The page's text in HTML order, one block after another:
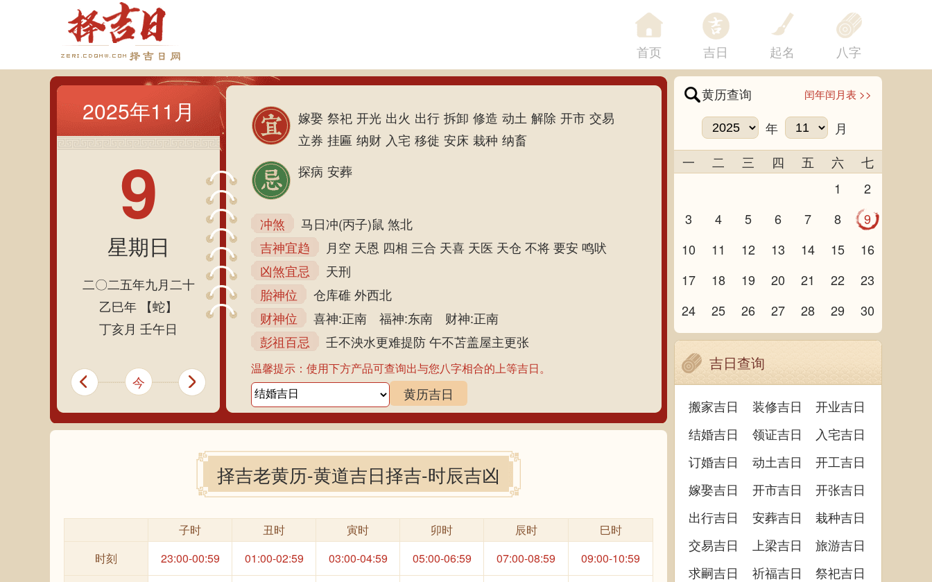
首页 吉日 起名 八字
2025年11月
9
星期日
二〇二五年九月二十
乙巳年 【蛇】
丁亥月 壬午日
今
嫁娶 祭祀 开光 出火 出行 拆卸 修造 动土 解除 开市 交易
立券 挂匾 纳财 入宅 移徙 安床 栽种 纳畜
探病 安葬
冲煞
马日冲(丙子)鼠 煞北
吉神宜趋
月空 天恩 四相 三合 天喜 天医 天仓 不将 要安 鸣吠
凶煞宜忌
天刑
胎神位
仓库碓 外西北
财神位
喜神:正南 福神:东南 财神:正南
彭祖百忌
壬不泱水更难提防 午不苫盖屋主更张
温馨提示：使用下方产品可查询出与您八字相合的上等吉日。
黄历吉日
择吉老黄历-黄道吉日择吉-时辰吉凶
子时 丑时 寅时 卯时 辰时
巳时
时刻
23:00-00:59 01:00-02:59 03:00-04:59 05:00-06:59 07:00-08:59 09:00-10:59
黄历查询 闰年闰月表 >>
年
月
一
二 三 四 五 六
七
1
2
3
4 5 6 7 8
9
10
11 12 13 14 15
16
17
18 19 20 21 22
23
24
25 26 27 28 29 30
吉日查询
搬家吉日 装修吉日
开业吉日
结婚吉日
领证吉日
入宅吉日
订婚吉日
动土吉日
开工吉日
嫁娶吉日
开市吉日
开张吉日
出行吉日
安葬吉日
栽种吉日
交易吉日
上梁吉日
旅游吉日
求嗣吉日
祈福吉日
祭祀吉日